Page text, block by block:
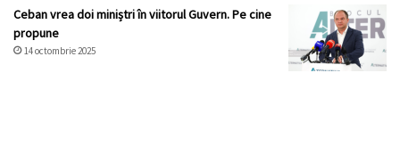
Ceban vrea doi miniștri în viitorul Guvern. Pe cine
propune
14 octombrie 2025